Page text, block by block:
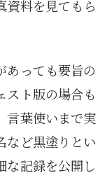
資料を見てもら
あっても要旨の
スト版の場合も
言葉使いまで実
など黒塗りとい
な記録を公開し